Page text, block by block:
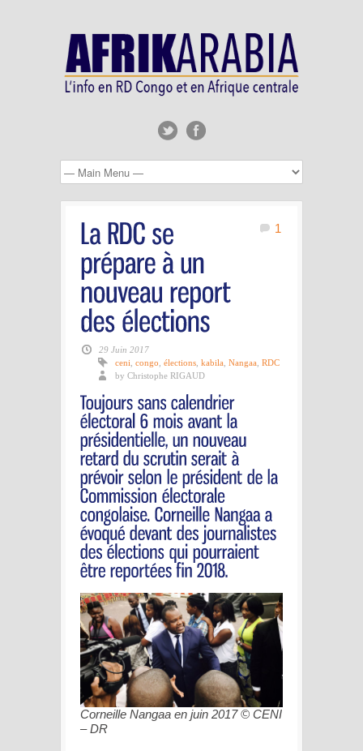
1
29 Juin 2017
ceni congo élections kabila Nangaa RDC
by Christophe RIGAUD
Corneille Nangaa en juin 2017 © CENI
– DR